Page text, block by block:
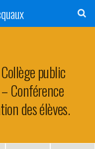
public
Conférence
des élèves.